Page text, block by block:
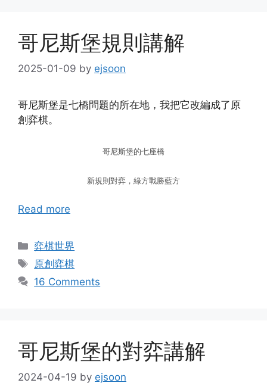
哥尼斯堡規則講解
2025-01-09 by ejsoon
哥尼斯堡是七橋問題的所在地，我把它改編成了原
創弈棋。
哥尼斯堡的七座橋
新規則對弈，綠方戰勝藍方
Read more
Categories
弈棋世界
Tags
原創弈棋
16 Comments
哥尼斯堡的對弈講解
2024-04-19 by ejsoon